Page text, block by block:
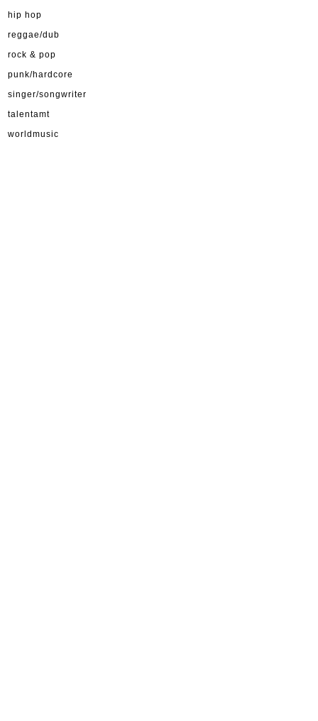
hip hop
reggae/dub
rock & pop
punk/hardcore
singer/songwriter
talentamt
worldmusic